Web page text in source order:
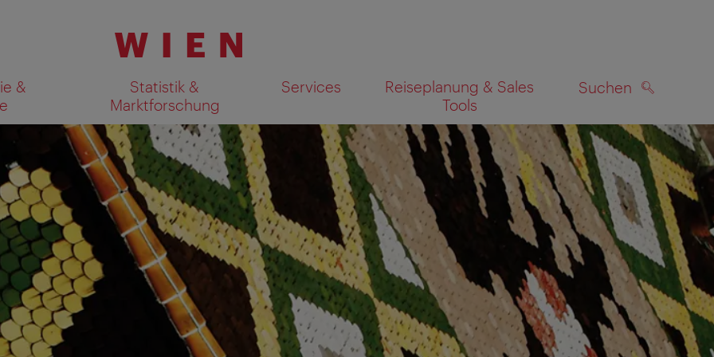
&
Statistik &
Marktforschung
Services
Reiseplanung & Sales
Tools
Suchen
Suchergebnisse auf Karte anzeigen SUCHEN